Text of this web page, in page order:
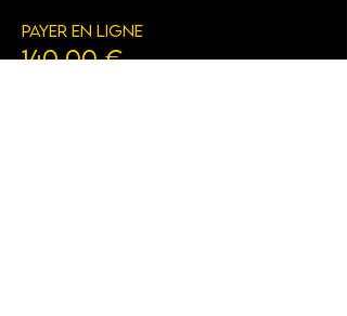
Payer en ligne
140,00 €